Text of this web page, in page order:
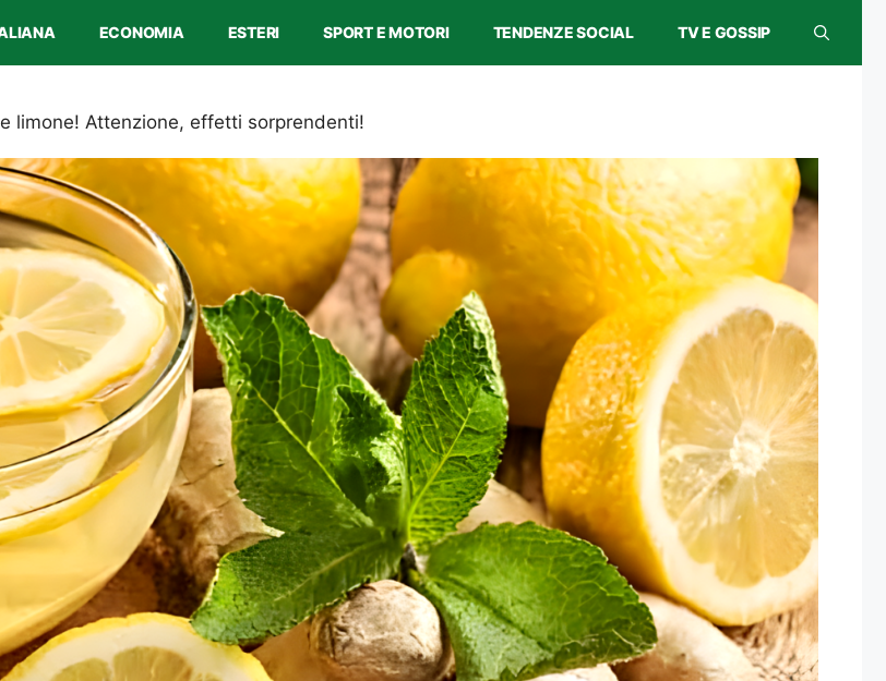
ECONOMIA ESTERI SPORT E MOTORI TENDENZE SOCIAL TV E GOSSIP
limone! Attenzione, effetti sorprendenti!